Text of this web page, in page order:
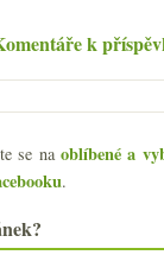
k
se naoblíbené a
.